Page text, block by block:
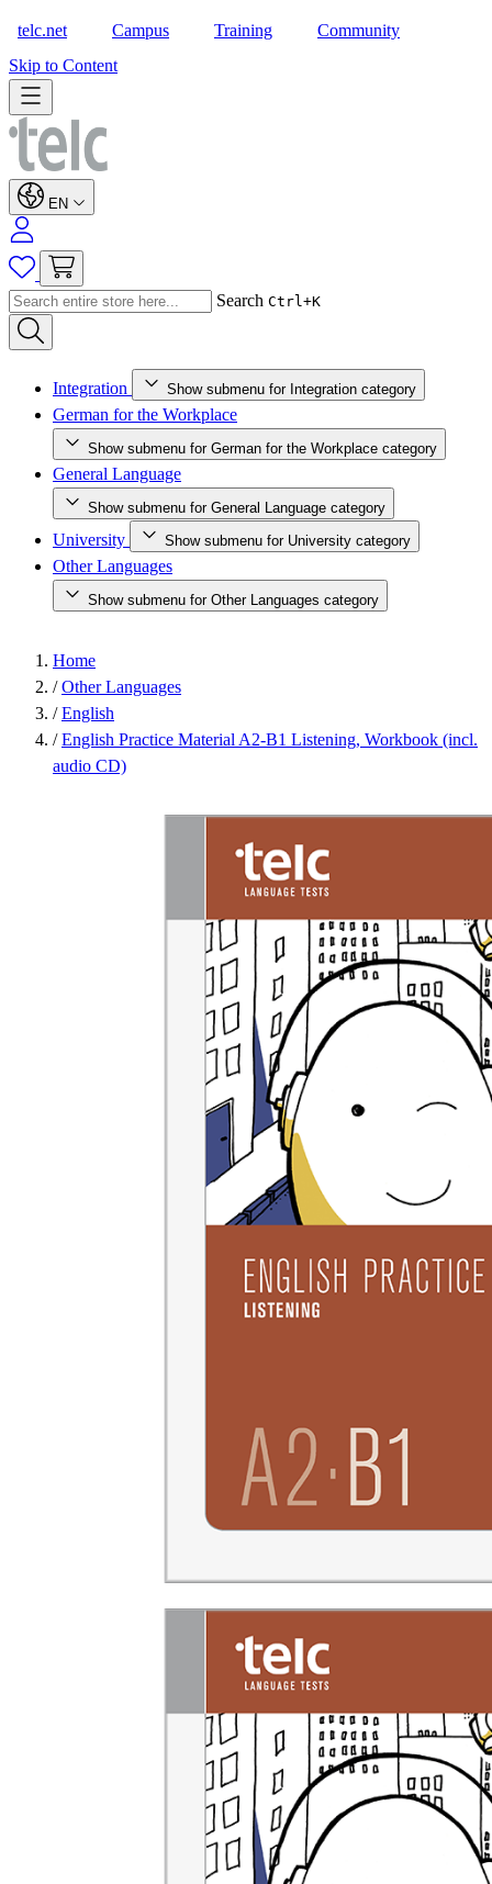
telc.net Campus Training Community
Skip to Content
EN
Search Ctrl+K
Integration Show submenu for Integration category
German for the Workplace
Show submenu for German for the Workplace category
General Language
Show submenu for General Language category
University Show submenu for University category
Other Languages
Show submenu for Other Languages category
Home
/ Other Languages
/ English
/ English Practice Material A2-B1 Listening, Workbook (incl.
audio CD)